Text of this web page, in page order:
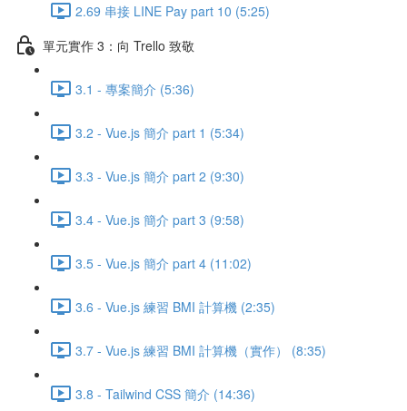
2.69 串接 LINE Pay part 10 (5:25)
單元實作 3：向 Trello 致敬
3.1 - 專案簡介 (5:36)
3.2 - Vue.js 簡介 part 1 (5:34)
3.3 - Vue.js 簡介 part 2 (9:30)
3.4 - Vue.js 簡介 part 3 (9:58)
3.5 - Vue.js 簡介 part 4 (11:02)
3.6 - Vue.js 練習 BMI 計算機 (2:35)
3.7 - Vue.js 練習 BMI 計算機（實作） (8:35)
3.8 - Tailwind CSS 簡介 (14:36)